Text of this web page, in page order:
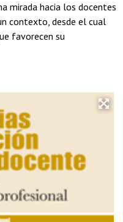
mirada hacia los docentes
contexto, desde el cual
favorecen su